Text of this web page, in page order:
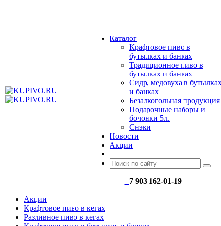
Каталог
Крафтовое пиво в
бутылках и банках
Традиционное пиво в
бутылках и банках
Сидр, медовуха в бутылках
и банках
Безалкогольная продукция
Подарочные наборы и
бочонки 5л.
Снэки
Новости
Акции
+7 903 162-01-19
Акции
Крафтовое пиво в кегах
Разливное пиво в кегах